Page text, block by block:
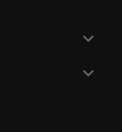

